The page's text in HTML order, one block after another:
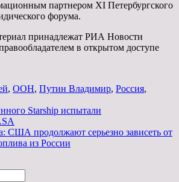
партнером XI Петербургского
форума.
принадлежат РИА Новости
в открытом доступе
, ООН, Путин Владимир, Россия,
Starship испытали
США продолжают серьезно зависеть от
из России